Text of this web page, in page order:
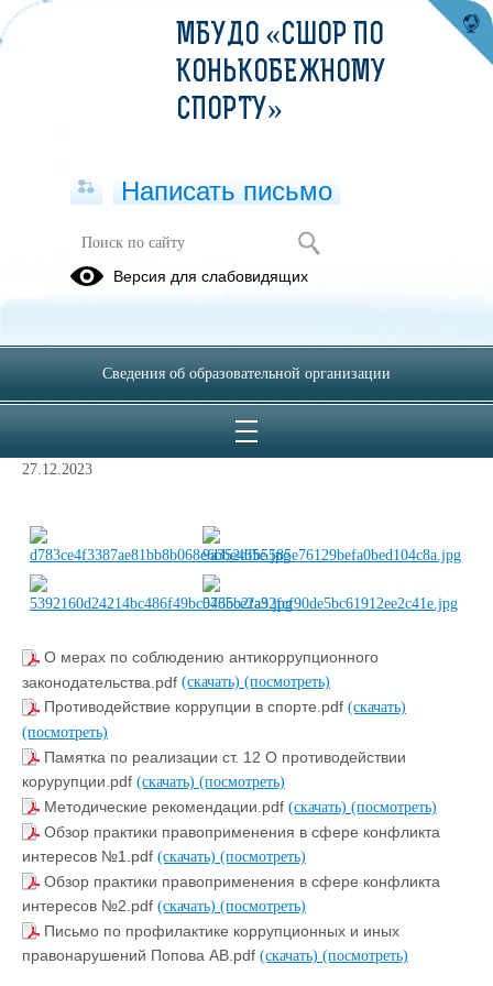
Методические материалы
27.12.2023
О мерах по соблюдению антикоррупционного
законодательства.pdf (скачать) (посмотреть)
Противодействие коррупции в спорте.pdf (скачать)
(посмотреть)
Памятка по реализации ст. 12 О противодействии
корурупции.pdf (скачать) (посмотреть)
Методические рекомендации.pdf (скачать) (посмотреть)
Обзор практики правоприменения в сфере конфликта
интересов №1.pdf (скачать) (посмотреть)
Обзор практики правоприменения в сфере конфликта
интересов №2.pdf (скачать) (посмотреть)
Письмо по профилактике коррупционных и иных
правонарушений Попова АВ.pdf (скачать) (посмотреть)
МБУДО «СШОР ПО
КОНЬКОБЕЖНОМУ
СПОРТУ»
Написать письмо
Версия для слабовидящих
Сведения об образовательной организации